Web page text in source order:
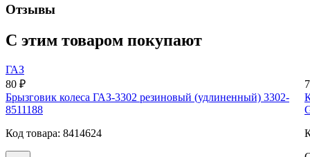
Отзывы
С этим товаром покупают
ГАЗ
80 ₽
Брызговик колеса ГАЗ-3302 резиновый (удлиненный) 3302-
8511188
Код товара: 8414624